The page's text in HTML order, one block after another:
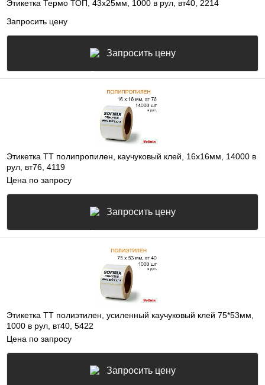
Этикетка Термо ТОП, 43х25мм, 1000 в рул, вт40, 2214
Запросить цену
Запросить цену
Этикетка ТТ полипропилен, каучуковый клей, 16х16мм, 14000 в
рул, вт76, 4119
Цена по запросу
Запросить цену
Этикетка ТТ полиэтилен, усиленный каучуковый клей 75*53мм,
1000 в рул, вт40, 5422
Цена по запросу
Запросить цену